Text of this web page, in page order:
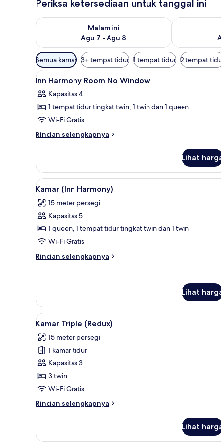
Periksa ketersediaan untuk tanggal ini
Malam ini
Agu 7 - Agu 8
Periksa ketersediaan untuk malam ini Agu 7 - Agu 8
Periksa
Filter
tersedia
untuk
Semua kamar 3+ tempat tidur 1 tempat tidur 2 tempat
Lihat
semua
foto
untuk
Inn
Harmony
Window
Brankas, meja kerja, setrika/
5
Inn Harmony Room No Window
Kapasitas 4
1 tempat tidur tingkat twin, 1 twin dan 1 queen
Wi-Fi Gratis
Rincian selengkapnya
Rincian
Inn
Harmony
Room
Window
Lihat
Lihat
semua
foto
untuk
Kamar
(Inn
Harmony)
Kamar (Inn Harmony) |
7
Kamar (Inn Harmony)
15 meter persegi
Kapasitas 5
1 queen, 1 tempat tidur tingkat twin dan 1 twin
Wi-Fi Gratis
Rincian selengkapnya
Rincian
(Inn
Harmony)
Lihat
Lihat
semua
foto
untuk
Kamar
Triple
(Redux)
Kamar Triple (Redux) |
5
Kamar Triple (Redux)
15 meter persegi
1 kamar tidur
Kapasitas 3
3 twin
Wi-Fi Gratis
Rincian selengkapnya
Rincian
Kamar
Lihat